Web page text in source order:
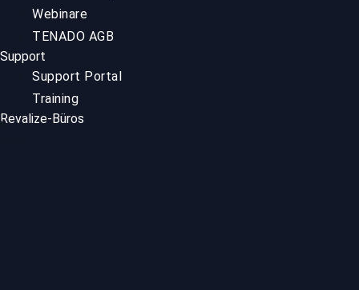
Webinare
TENADO AGB
Support
Support Portal
Training
Revalize-Büros